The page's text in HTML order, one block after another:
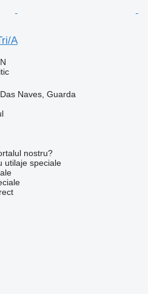
A
Naves, Guarda
nostru?
utilaje speciale